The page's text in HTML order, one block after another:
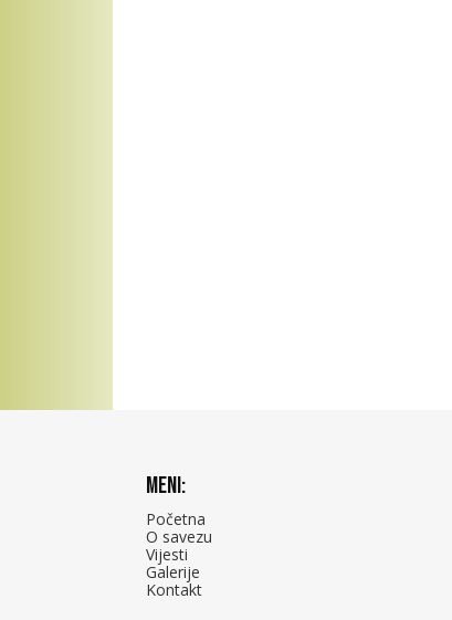
Meni:
Početna
O savezu
Vijesti
Galerije
Kontakt